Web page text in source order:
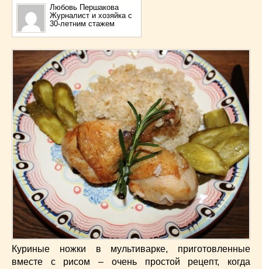
Кексы(43)
Китайская кухня(15)
Лучшие(9)
Макароны(18)
Мексиканская кухня(9)
Мясные блюда
(119)
Напитки
(4)
Немецкая кухня(10)
Необычные(49)
Низкокалорийные(33)
Новогодние(57)
Новости
(54)
О жизни(25)
Овощи(98)
Пасхальные(17)
Печенье(13)
Пироги(55)
Польская кухня(21)
Любовь Першакова
Журналист и хозяйка с
30-летним стажем
Куриные ножки в мультиварке, приготовленные
вместе с рисом – очень простой рецепт, когда